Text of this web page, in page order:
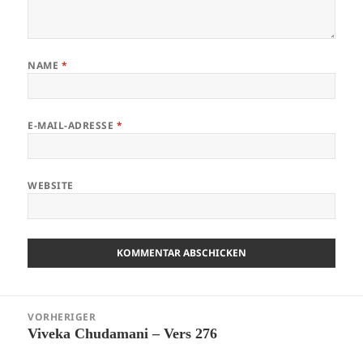
NAME *
E-MAIL-ADRESSE *
WEBSITE
VORHERIGER
Vorheriger
Viveka Chudamani – Vers 276